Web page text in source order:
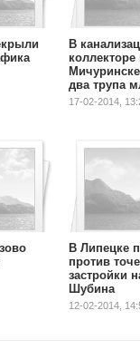
В
коллекторе
два трупа
17-02-2014,
В Липецке
против
застройки
Шубина
12-02-2014,